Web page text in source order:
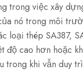
trong việc xây
nó trong môi
loại thép SA387,
cao hơn hoặc
trong khi vẫn duy